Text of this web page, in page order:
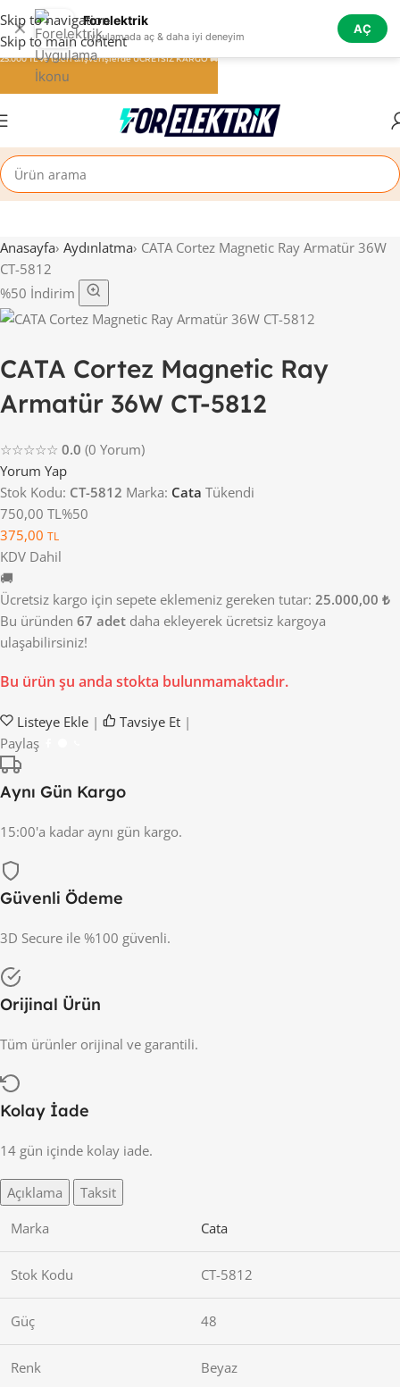
✕ Forelektrik
Uygulamada aç & daha iyi deneyim
AÇ
Skip to navigation
Skip to main content
Anasayfa› Aydınlatma› CATA Cortez Magnetic Ray Armatür 36W
CT-5812
%50 İndirim
CATA Cortez Magnetic Ray
Armatür 36W CT-5812
☆☆☆☆☆ 0.0 (0 Yorum)
Yorum Yap
Stok Kodu: CT-5812 Marka: Cata Tükendi
750,00 TL %50
375,00 TL
KDV Dahil
🚚
Ücretsiz kargo için sepete eklemeniz gereken tutar: 25.000,00 ₺
Bu üründen 67 adet daha ekleyerek ücretsiz kargoya
ulaşabilirsiniz!
Bu ürün şu anda stokta bulunmamaktadır.
Listeye Ekle | Tavsiye Et |
Paylaş
Aynı Gün Kargo
15:00'a kadar aynı gün kargo.
Güvenli Ödeme
3D Secure ile %100 güvenli.
Orijinal Ürün
Tüm ürünler orijinal ve garantili.
Kolay İade
14 gün içinde kolay iade.
Açıklama
Taksit
Marka
Cata
Stok Kodu CT-5812
Güç 48
Renk Beyaz
25.000 TL ve üzeri alışverişlerde ÜCRETSİZ KARGO 🚚